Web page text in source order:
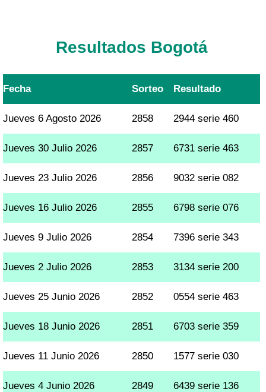
Resultados Bogotá
Fecha Sorteo Resultado
Jueves 6 Agosto 2026 2858 2944 serie 460
Jueves 30 Julio 2026 2857 6731 serie 463
Jueves 23 Julio 2026 2856 9032 serie 082
Jueves 16 Julio 2026 2855 6798 serie 076
Jueves 9 Julio 2026 2854 7396 serie 343
Jueves 2 Julio 2026 2853 3134 serie 200
Jueves 25 Junio 2026 2852 0554 serie 463
Jueves 18 Junio 2026 2851 6703 serie 359
Jueves 11 Junio 2026 2850 1577 serie 030
Jueves 4 Junio 2026 2849 6439 serie 136